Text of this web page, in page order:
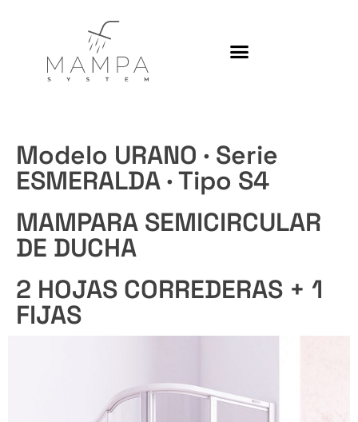
Modelo URANO · Serie
ESMERALDA · Tipo S4
MAMPARA SEMICIRCULAR
DE DUCHA
2 HOJAS CORREDERAS + 1
FIJAS